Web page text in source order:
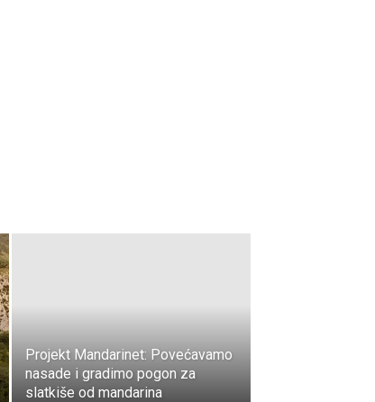
Projekt Mandarinet: Povećavamo
nasade i gradimo pogon za
slatkiše od mandarina